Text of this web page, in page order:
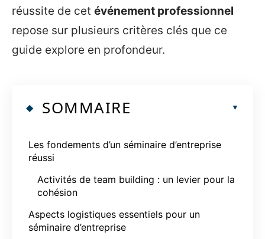
réussite de cet événement professionnel
repose sur plusieurs critères clés que ce
guide explore en profondeur.
SOMMAIRE
Les fondements d’un séminaire d’entreprise
réussi
Activités de team building : un levier pour la
cohésion
Aspects logistiques essentiels pour un
séminaire d’entreprise